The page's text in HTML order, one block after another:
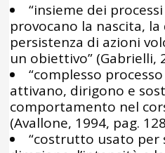
“insieme dei
provocano la nascita, la
persistenza di azioni
un obiettivo” (Gabrielli,
“complesso
attivano, dirigono e
comportamento nel
(Avallone, 1994, pag.
“costrutto usato per